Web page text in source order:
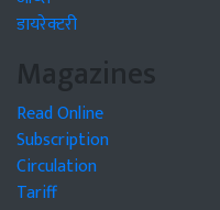
डायरेक्टरी
Magazines
Read Online
Subscription
Circulation
Tariff